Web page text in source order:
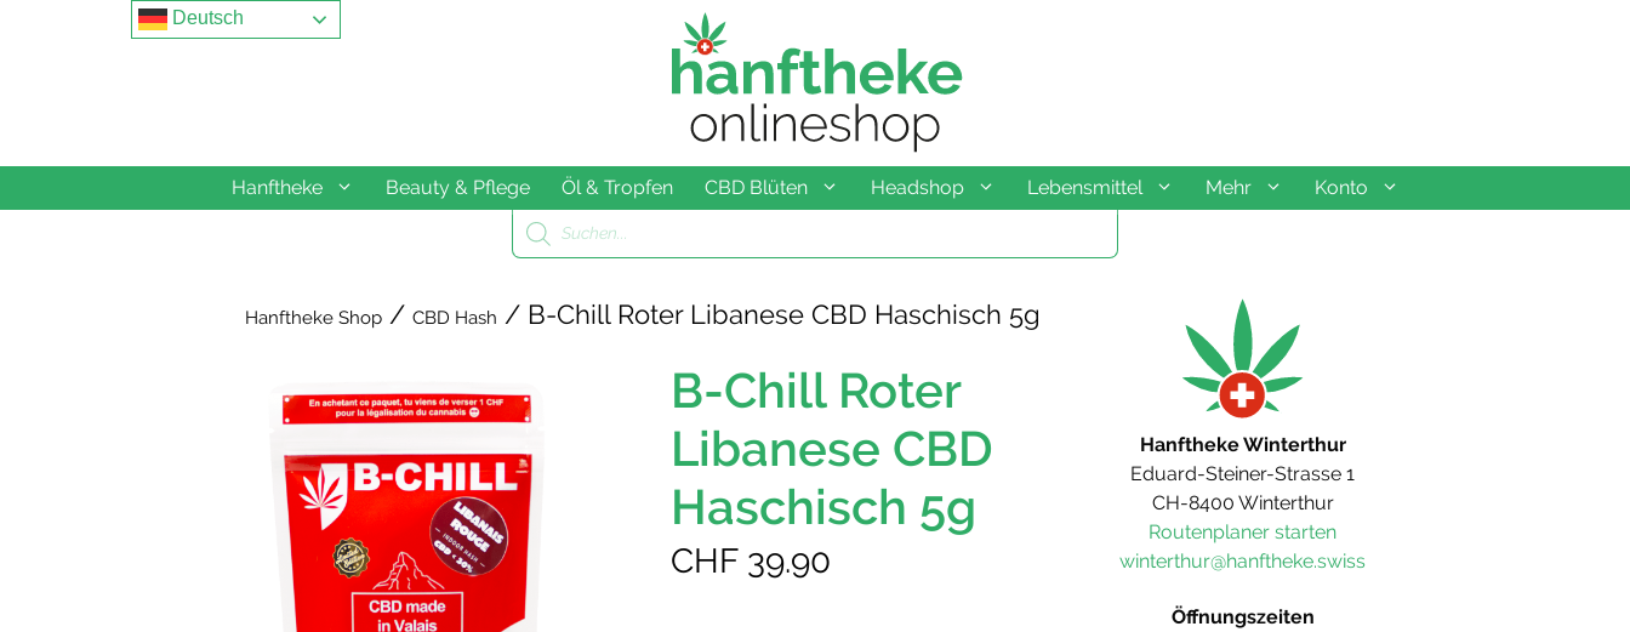
Hanftheke Beauty & Pflege Öl & Tropfen CBD Blüten Headshop Lebensmittel Mehr
Konto
Products
search
Hanftheke Shop / CBD Hash / B-Chill Roter Libanese CBD Haschisch 5g
B-Chill Roter
Libanese CBD
Haschisch 5g
CHF 39.90
Hanftheke Winterthur
Eduard-Steiner-Strasse 1
CH-8400 Winterthur
Routenplaner starten
winterthur@hanftheke.swiss
Öffnungszeiten
Deutsch